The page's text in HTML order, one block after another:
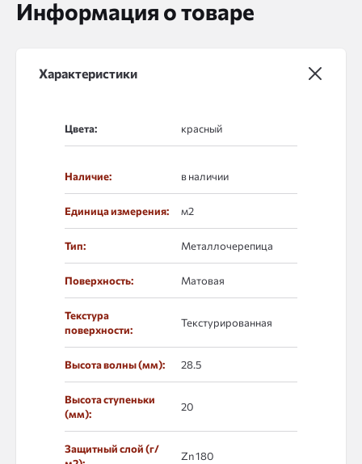
Информация о товаре
Характеристики
Цвета:
Наличие: в наличии
Единица измерения: м2
Тип: Металлочерепица
Поверхность: Матовая
Текстура
поверхности:
Текстурированная
Высота волны (мм): 28.5
Высота ступеньки
(мм):
20
Защитный слой (г/
Zn 180